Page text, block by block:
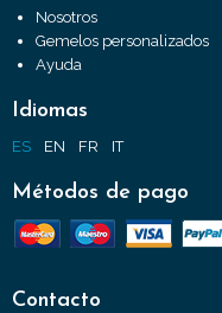
Nosotros
Gemelos personalizados
Ayuda
Idiomas
ES EN FR IT
Métodos de pago
Contacto